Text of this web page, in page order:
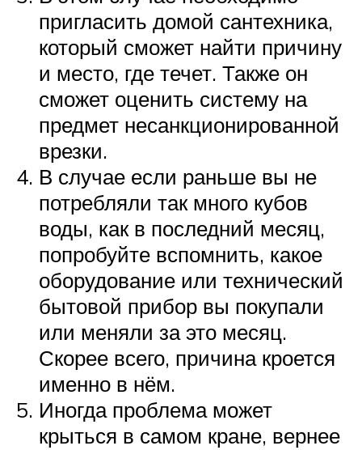
пригласить домой сантехника,
который сможет найти причину
и место, где течет. Также он
сможет оценить систему на
предмет несанкционированной
врезки.
В случае если раньше вы не
потребляли так много кубов
воды, как в последний месяц,
попробуйте вспомнить, какое
оборудование или технический
бытовой прибор вы покупали
или меняли за это месяц.
Скорее всего, причина кроется
именно в нём.
Иногда проблема может
крыться в самом кране, вернее